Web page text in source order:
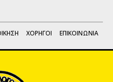
ΧΟΡΗΓΟΙ ΕΠΙΚΟΙΝΩΝΙΑ